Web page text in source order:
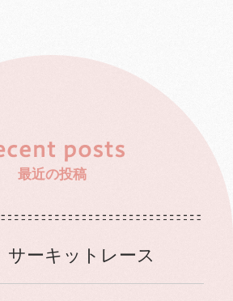
最近の投稿
サーキットレース